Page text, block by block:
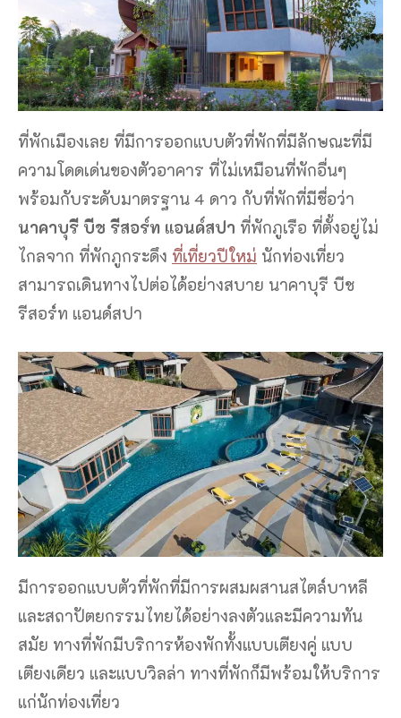
ที่พักเมืองเลย ที่มีการออกแบบตัวที่พักที่มีลักษณะที่มี
ความโดดเด่นของตัวอาคาร ที่ไม่เหมือนที่พักอื่นๆ
พร้อมกับระดับมาตรฐาน 4 ดาว กับที่พักที่มีชื่อว่า
นาคาบุรี บีช รีสอร์ท แอนด์สปา ที่พักภูเรือ ที่ตั้งอยู่ไม่
ไกลจาก ที่พักภูกระดึง ที่เที่ยวปีใหม่ นักท่องเที่ยว
สามารถเดินทางไปต่อได้อย่างสบาย นาคาบุรี บีช
รีสอร์ท แอนด์สปา
มีการออกแบบตัวที่พักที่มีการผสมผสานสไตล์บาหลี
และสถาปัตยกรรมไทยได้อย่างลงตัวและมีความทัน
สมัย ทางที่พักมีบริการห้องพักทั้งแบบเตียงคู่ แบบ
เตียงเดียว และแบบวิลล่า ทางที่พักก็มีพร้อมให้บริการ
แก่นักท่องเที่ยว